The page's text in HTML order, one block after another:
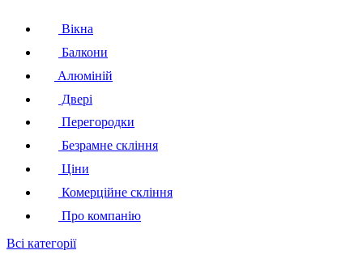
Вікна
Балкони
Алюміній
Двері
Перегородки
Безрамне скління
Ціни
Комерційне скління
Про компанію
Всі категорії